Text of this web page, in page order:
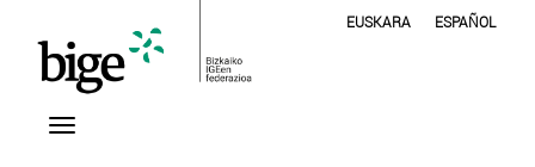
EUSKARA ESPAÑOL